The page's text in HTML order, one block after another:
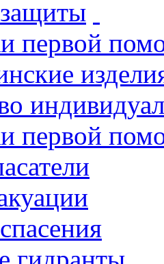
первой
первой